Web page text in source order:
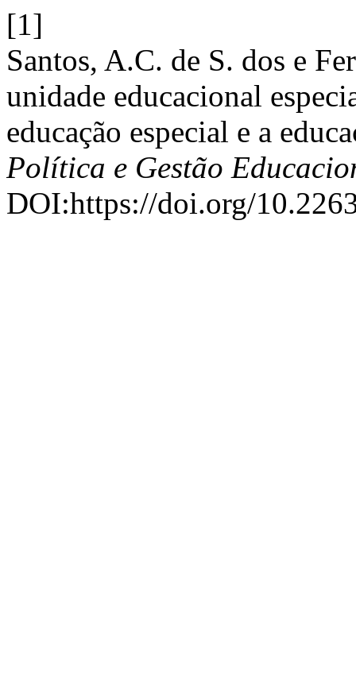
[1]
Santos, A.C. de S. dos e
unidade educacional
educação especial e a
Política e Gestão
DOI:https://doi.org/